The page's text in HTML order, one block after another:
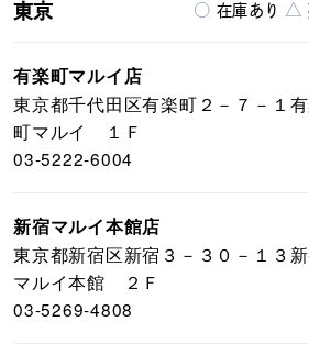
○ 在庫あり △
東京
有楽町マルイ店
東京都千代田区有楽町２－７－１
町マルイ １Ｆ
03-5222-6004
新宿マルイ本館店
東京都新宿区新宿３－３０－１３
マルイ本館 ２Ｆ
03-5269-4808